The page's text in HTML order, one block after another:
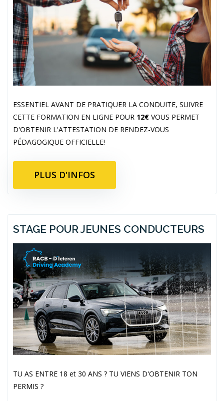
ESSENTIEL AVANT DE PRATIQUER LA CONDUITE, SUIVRE
CETTE FORMATION EN LIGNE POUR 12€ VOUS PERMET
D'OBTENIR L'ATTESTATION DE RENDEZ-VOUS
PÉDAGOGIQUE OFFICIELLE!
PLUS D'INFOS
STAGE POUR JEUNES CONDUCTEURS
TU AS ENTRE 18 et 30 ANS ? TU VIENS D'OBTENIR TON
PERMIS ?